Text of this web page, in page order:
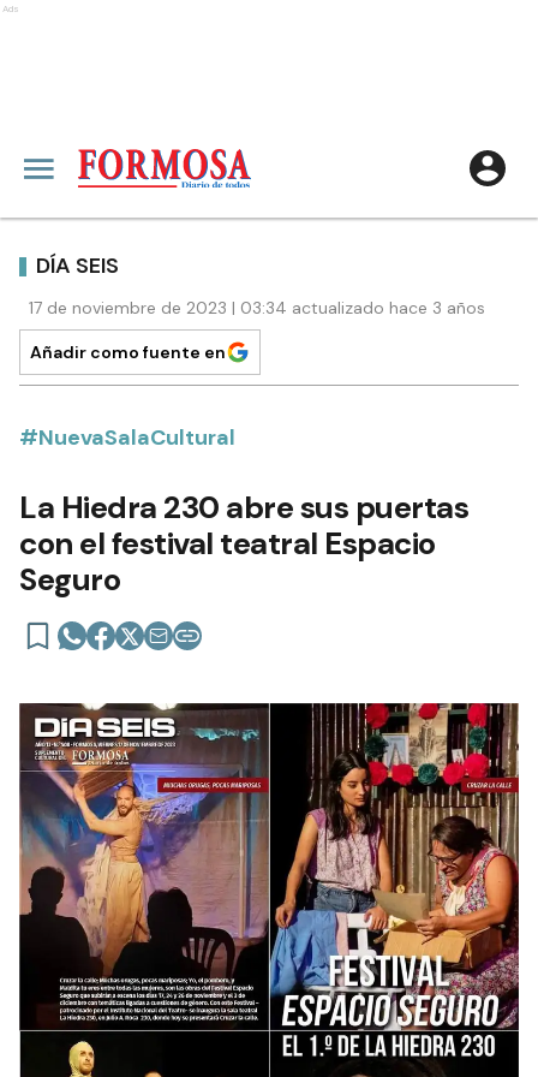
Ads
DÍA SEIS
17 de noviembre de 2023 | 03:34 actualizado hace 3 años
Añadir como fuente en
#NuevaSalaCultural
La Hiedra 230 abre sus puertas
con el festival teatral Espacio
Seguro